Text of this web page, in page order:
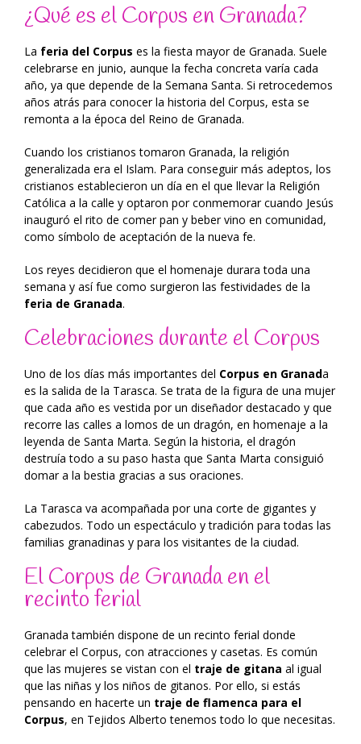
¿Qué es el Corpus en Granada?
La feria del Corpus es la fiesta mayor de Granada. Suele
celebrarse en junio, aunque la fecha concreta varía cada
año, ya que depende de la Semana Santa. Si retrocedemos
años atrás para conocer la historia del Corpus, esta se
remonta a la época del Reino de Granada.
Cuando los cristianos tomaron Granada, la religión
generalizada era el Islam. Para conseguir más adeptos, los
cristianos establecieron un día en el que llevar la Religión
Católica a la calle y optaron por conmemorar cuando Jesús
inauguró el rito de comer pan y beber vino en comunidad,
como símbolo de aceptación de la nueva fe.
Los reyes decidieron que el homenaje durara toda una
semana y así fue como surgieron las festividades de la
feria de Granada.
Celebraciones durante el Corpus
Uno de los días más importantes del Corpus en Granada
es la salida de la Tarasca. Se trata de la figura de una mujer
que cada año es vestida por un diseñador destacado y que
recorre las calles a lomos de un dragón, en homenaje a la
leyenda de Santa Marta. Según la historia, el dragón
destruía todo a su paso hasta que Santa Marta consiguió
domar a la bestia gracias a sus oraciones.
La Tarasca va acompañada por una corte de gigantes y
cabezudos. Todo un espectáculo y tradición para todas las
familias granadinas y para los visitantes de la ciudad.
El Corpus de Granada en el
recinto ferial
Granada también dispone de un recinto ferial donde
celebrar el Corpus, con atracciones y casetas. Es común
que las mujeres se vistan con el traje de gitana al igual
que las niñas y los niños de gitanos. Por ello, si estás
pensando en hacerte un traje de flamenca para el
Corpus, en Tejidos Alberto tenemos todo lo que necesitas.